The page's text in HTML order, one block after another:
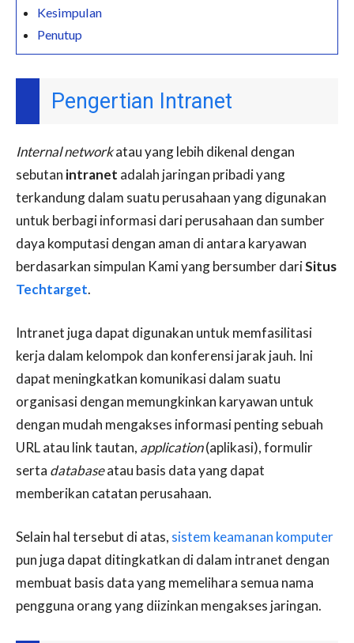
Kesimpulan
Penutup
Pengertian Intranet
Internal networkatau yang lebih dikenal dengan
sebutan intranet adalah jaringan pribadi yang
terkandung dalam suatu perusahaan yang digunakan
untuk berbagi informasi dari perusahaan dan sumber
daya komputasi dengan aman di antara karyawan
berdasarkan simpulan Kami yang bersumber dariSitus
Techtarget.
Intranet juga dapat digunakan untuk memfasilitasi
kerja dalam kelompok dan konferensi jarak jauh. Ini
dapat meningkatkan komunikasi dalam suatu
organisasi dengan memungkinkan karyawan untuk
dengan mudah mengakses informasi penting sebuah
URL atau link tautan, application(aplikasi), formulir
serta databaseatau basis data yang dapat
memberikan catatan perusahaan.
Selain hal tersebut di atas, sistem keamanan komputer
pun juga dapat ditingkatkan di dalam intranet dengan
membuat basis data yang memelihara semua nama
pengguna orang yang diizinkan mengakses jaringan.